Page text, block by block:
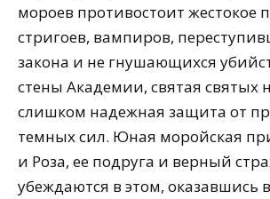
мороев противостоит жестокое
стригоев, вампиров,
закона и не гнушающихся
стены Академии, святая святых
слишком надежная защита от
темных сил. Юная моройская
и Роза, ее подруга и верный
убеждаются в этом, оказавшись